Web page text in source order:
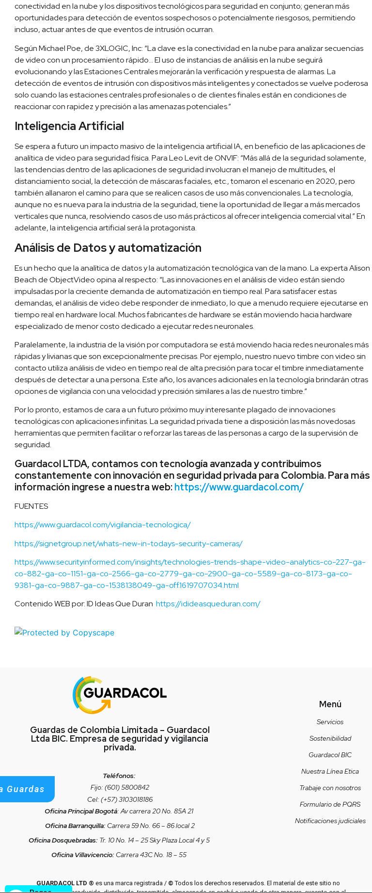
Guardas
conectividad en la nube y los dispositivos tecnológicos para seguridad en conjunto; generan más
oportunidades para detección de eventos sospechosos o potencialmente riesgosos, permitiendo
incluso, actuar antes de que eventos de intrusión ocurran.
Según Michael Poe, de 3XLOGIC, Inc: “La clave es la conectividad en la nube para analizar secuencias
de video con un procesamiento rápido… El uso de instancias de análisis en la nube seguirá
evolucionando y las Estaciones Centrales mejorarán la verificación y respuesta de alarmas. La
detección de eventos de intrusión con dispositivos más inteligentes y conectados se vuelve poderosa
solo cuando las estaciones centrales profesionales o de clientes finales están en condiciones de
reaccionar con rapidez y precisión a las amenazas potenciales.”
Inteligencia Artificial
Se espera a futuro un impacto masivo de la inteligencia artificial IA, en beneficio de las aplicaciones de
analítica de video para seguridad física. Para Leo Levit de ONVIF: “Más allá de la seguridad solamente,
las tendencias dentro de las aplicaciones de seguridad involucran el manejo de multitudes, el
distanciamiento social, la detección de máscaras faciales, etc., tomaron el escenario en 2020, pero
también allanaron el camino para que se realicen casos de uso más convencionales. La tecnología,
aunque no es nueva para la industria de la seguridad, tiene la oportunidad de llegar a más mercados
verticales que nunca, resolviendo casos de uso más prácticos al ofrecer inteligencia comercial vital.” En
adelante, la inteligencia artificial será la protagonista.
Análisis de Datos y automatización
Es un hecho que la analítica de datos y la automatización tecnológica van de la mano. La experta Alison
Beach de ObjectVideo opina al respecto: “Las innovaciones en el análisis de video están siendo
impulsadas por la creciente demanda de automatización en tiempo real. Para satisfacer estas
demandas, el análisis de video debe responder de inmediato, lo que a menudo requiere ejecutarse en
tiempo real en hardware local. Muchos fabricantes de hardware se están moviendo hacia hardware
especializado de menor costo dedicado a ejecutar redes neuronales.
Paralelamente, la industria de la visión por computadora se está moviendo hacia redes neuronales más
rápidas y livianas que son excepcionalmente precisas. Por ejemplo, nuestro nuevo timbre con video sin
contacto utiliza análisis de video en tiempo real de alta precisión para tocar el timbre inmediatamente
después de detectar a una persona. Este año, los avances adicionales en la tecnología brindarán otras
opciones de vigilancia con una velocidad y precisión similares a las de nuestro timbre.”
Por lo pronto, estamos de cara a un futuro próximo muy interesante plagado de innovaciones
tecnológicas con aplicaciones infinitas. La seguridad privada tiene a disposición las más novedosas
herramientas que permiten facilitar o reforzar las tareas de las personas a cargo de la supervisión de
seguridad.
Guardacol LTDA, contamos con tecnología avanzada y contribuimos
constantemente con innovación en seguridad privada para Colombia. Para más
información ingrese a nuestra web:https://www.guardacol.com/
FUENTES
https://www.guardacol.com/vigilancia-tecnologica/
https://signetgroup.net/whats-new-in-todays-security-cameras/
https://www.securityinformed.com/insights/technologies-trends-shape-video-analytics-co-227-ga-
co-882-ga-co-1151-ga-co-2566-ga-co-2779-ga-co-2900-ga-co-5589-ga-co-8173-ga-co-
9381-ga-co-9887-ga-co-1538138049-ga-off.1619707034.html
Contenido WEB por: ID Ideas Que Duran https://idideasqueduran.com/
Guardas de Colombia Limitada – Guardacol
Ltda BIC. Empresa de seguridad y vigilancia
privada.
Teléfonos:
Fijo: (601) 5800842
Cel: (+57) 3103018186
Oficina Principal Bogotá: Av carrera 20 No. 85A 21
Oficina Barranquilla:Carrera 59 No. 66 – 86 local 2
Oficina Dosquebradas:Tr. 10 No. 14 – 25 Sky Plaza Local 4 y 5
Oficina Villavicencio: Carrera 43C No. 18 – 55
Menú
Servicios
Sostenibilidad
Guardacol BIC
Nuestra Línea Etica
Trabaje con nosotros
Formulario de PQRS
Notificaciones judiciales
GUARDACOL LTD ® es una marca registrada / © Todos los derechos reservados. El material de este sitio no